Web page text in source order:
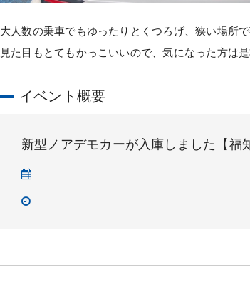
大人数の乗車でもゆったりとくつろげ、狭い場所
見た目もとてもかっこいいので、気になった方は
イベント概要
新型ノアデモカーが入庫しました【福